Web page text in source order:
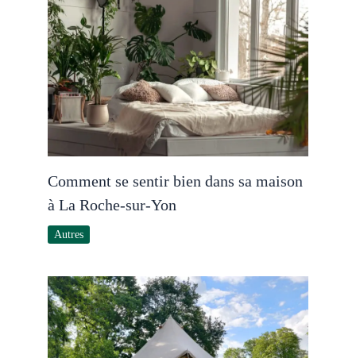
Comment se sentir bien dans sa maison
à La Roche-sur-Yon
Autres